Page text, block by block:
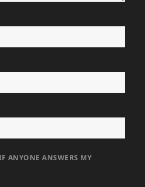
ANYONE ANSWERS MY